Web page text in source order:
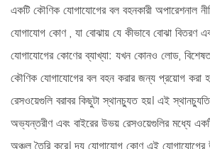
একটি কৌণিক যোগাযোগের বল বহনকারী অপারেশনাল
যোগাযোগ কোণ, যা বোঝায় যে কীভাবে বোঝা বিতরণ
যোগাযোগের কোণের ব্যাখ্যা: যখন কোনও লোড,
কৌণিক যোগাযোগের বল বহন করার জন্য প্রয়োগ করা
রেসওয়েগুলি বরাবর কিছুটা স্থানচ্যুত হয়। এই
অভ্যন্তরীণ এবং বাইরের উভয় রেসওয়েগুলির মধ্যে